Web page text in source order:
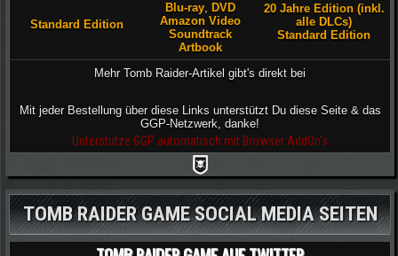
Standard Edition
Blu-ray, DVD
Amazon Video
Soundtrack
Artbook
20 Jahre Edition (inkl.
alle DLCs)
Standard Edition
Mehr Tomb Raider-Artikel gibt's direkt bei
Mit jeder Bestellung über diese Links unterstützt Du diese Seite & das
GGP-Netzwerk, danke!
Unterstütze GGP automatisch mit Browser AddOn's
TOMB RAIDER GAME SOCIAL MEDIA SEITEN